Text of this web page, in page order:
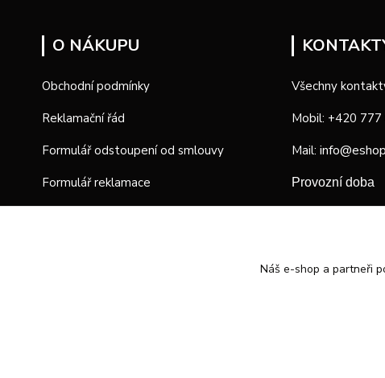
O NÁKUPU
Obchodní podmínky
Reklamační řád
Formulář odstoupení od smlouvy
Formulář reklamace
Všechny
Mobil: +420
Mail:
Provozní doba
Náš e-shop a partneři